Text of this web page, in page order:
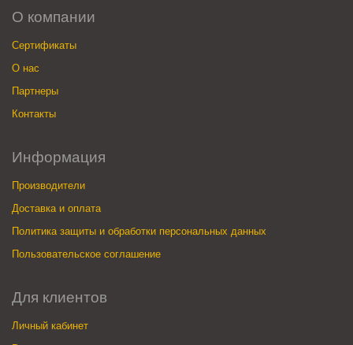
О компании
Сертификаты
О нас
Партнеры
Контакты
Информация
Производители
Доставка и оплата
Политика защиты и обработки персональных данных
Пользовательское соглашение
Для клиентов
Личный кабинет